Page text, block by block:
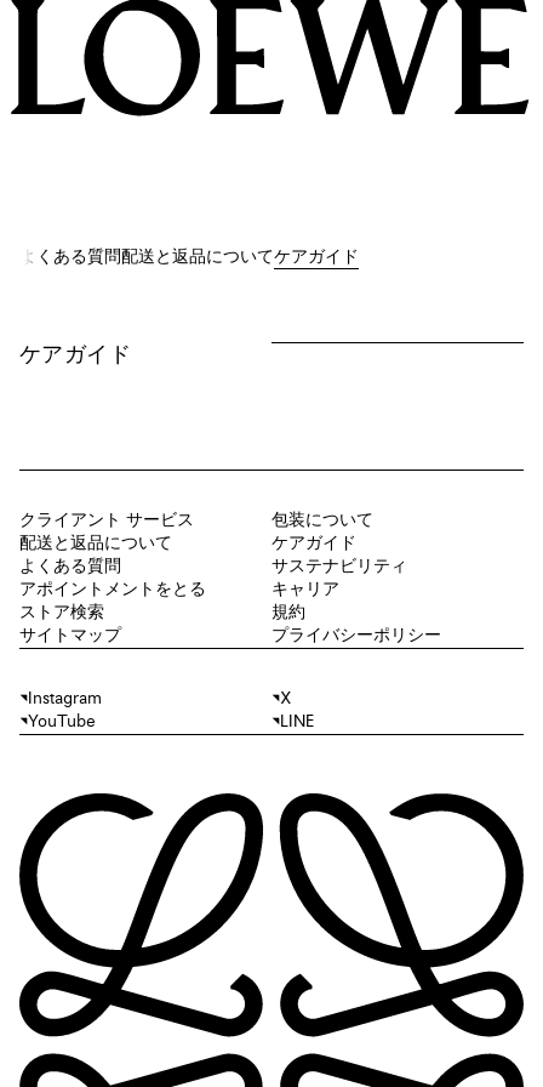
LOEWE
よくある質問 配送と返品についてケアガイド
ケアガイド
クライアント サービス
配送と返品について
よくある質問
アポイントメントをとる
ストア検索
サイトマップ
包装について
ケアガイド
サステナビリティ
キャリア
規約
プライバシーポリシー
Instagram
X
YouTube
LINE